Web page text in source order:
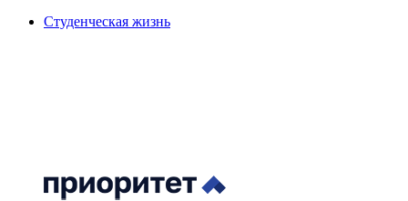
Студенческая жизнь